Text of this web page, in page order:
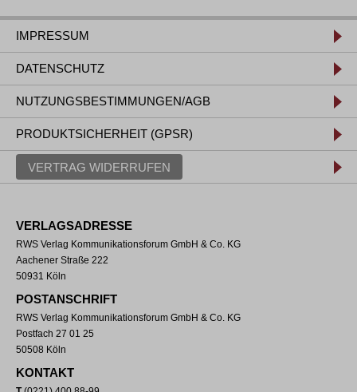
IMPRESSUM
DATENSCHUTZ
NUTZUNGSBESTIMMUNGEN/AGB
PRODUKTSICHERHEIT (GPSR)
VERTRAG WIDERRUFEN
VERLAGSADRESSE
RWS Verlag Kommunikationsforum GmbH & Co. KG
Aachener Straße 222
50931 Köln
POSTANSCHRIFT
RWS Verlag Kommunikationsforum GmbH & Co. KG
Postfach 27 01 25
50508 Köln
KONTAKT